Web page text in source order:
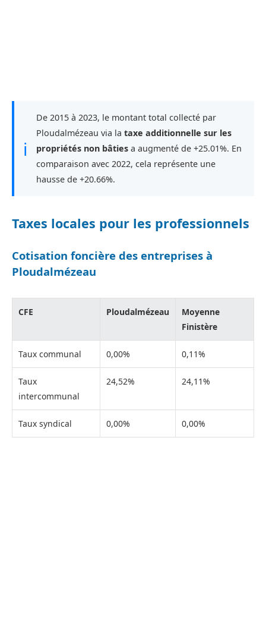
ℹ
De 2015 à 2023, le montant total collecté par
Ploudalmézeau via la taxe additionnelle sur les
propriétés non bâties a augmenté de +25.01%. En
comparaison avec 2022, cela représente une
hausse de +20.66%.
Taxes locales pour les professionnels
Cotisation foncière des entreprises à
Ploudalmézeau
CFE Ploudalmézeau
Moyenne
Finistère
Taux communal 0,00% 0,11%
Taux
intercommunal
24,52% 24,11%
Taux syndical 0,00% 0,00%